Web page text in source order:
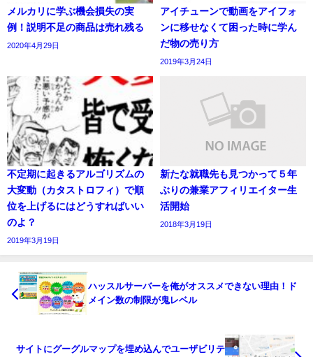
メルカリに学ぶ機会損失の実
例！説明不足の商品は売れ残る
2020年4月29日
アイチューンで動画をアイフォ
ンに移せなくて困った時に学ん
だ物の売り方
2019年3月24日
不定期に起きるアルゴリズムの
大変動（カタストロフィ）で順
位を上げるにはどうすればいい
のよ？
2019年3月19日
新たな就職先も見つかって５年
ぶりの兼業アフィリエイター生
活開始
2018年3月19日
ハッスルサーバーを俺がオススメできない理由！ド
メイン数の制限が鬼レベル
サイトにグーグルマップを埋め込んでユーザビリテ